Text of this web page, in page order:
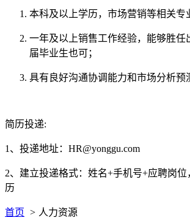
本科及以上学历，市场营销等相关专
一年及以上销售工作经验，能够胜任
届毕业生也可；
具有良好沟通协调能力和市场分析预
简历投递:
1、投递地址：HR@yonggu.com
2、建立投递格式：姓名+手机号+应聘岗
历
首页 > 人力资源